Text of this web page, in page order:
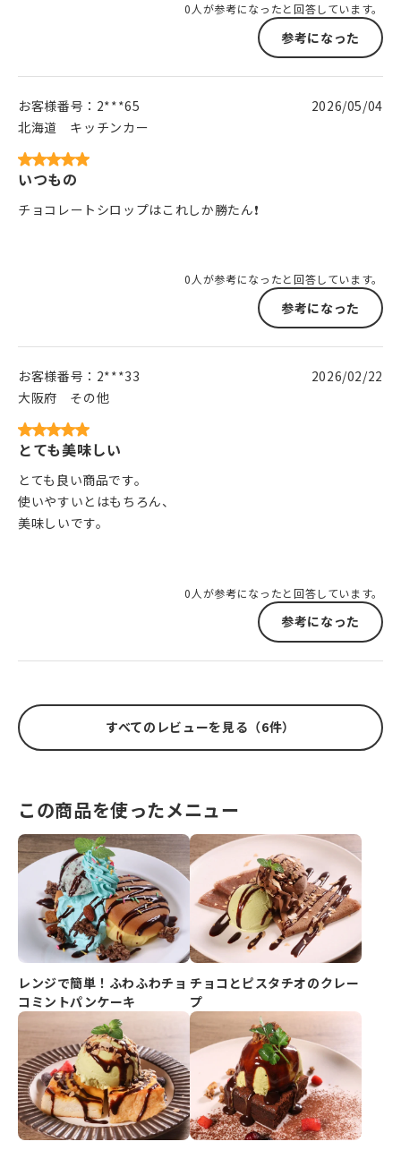
0人が参考になったと回答しています。
参考になった
お客様番号： 2***65
北海道
キッチンカー
2026/05/04
いつもの
チョコレートシロップはこれしか勝たん❗️
0人が参考になったと回答しています。
参考になった
お客様番号： 2***33
大阪府
その他
2026/02/22
とても美味しい
とても良い商品です。
使いやすいとはもちろん、
美味しいです。
0人が参考になったと回答しています。
参考になった
すべてのレビューを見る（6件）
この商品を使ったメニュー
レンジで簡単！ふわふわチョ
コミントパンケーキ
チョコとピスタチオのクレー
プ